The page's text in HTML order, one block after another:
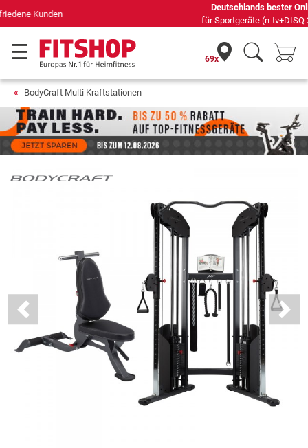
Deutschlands bester Online-Shop
für Sportgeräte (n-tv+DISQ 2016-2024)
69x
BodyCraft Multi Kraftstationen
Previous Next